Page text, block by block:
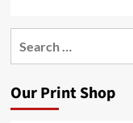
Our Print Shop